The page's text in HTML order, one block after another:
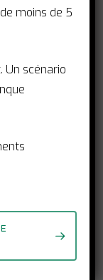
saisies
moins de 5
Un scénario